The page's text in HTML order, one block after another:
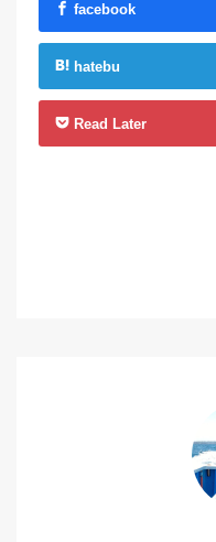
facebook
hatebu
Read Later